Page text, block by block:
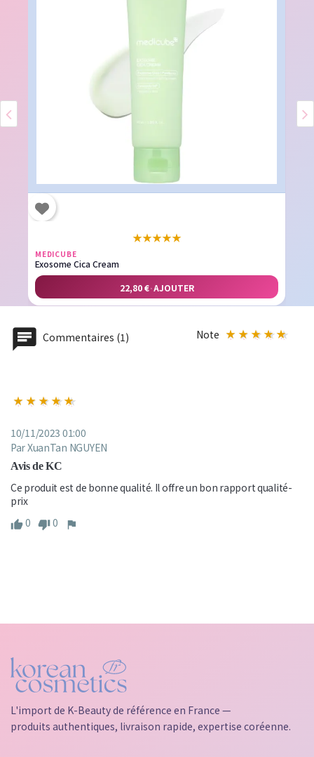
★★★★★
MEDICUBE
Exosome Cica Cream
22,80 €·AJOUTER
Commentaires (1) Note
10/11/2023 01:00
Par XuanTan NGUYEN
Avis de KC
Ce produit est de bonne qualité. Il offre un bon rapport qualité-
prix
0
0
L'import de K-Beauty de référence en France —
produits authentiques, livraison rapide, expertise coréenne.